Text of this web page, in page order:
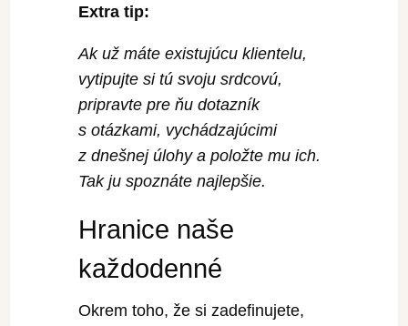
Extra tip:
Ak už máte existujúcu klientelu,
vytipujte si tú svoju srdcovú,
pripravte pre ňu dotazník
s otázkami, vychádzajúcimi
z dnešnej úlohy a položte mu ich.
Tak ju spoznáte najlepšie.
Hranice naše
každodenné
Okrem toho, že si zadefinujete,